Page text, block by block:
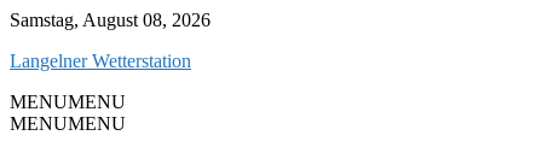
Skip
content
Samstag, August 08, 2026
Langelner Wetterstation
MENUMENU
MENUMENU